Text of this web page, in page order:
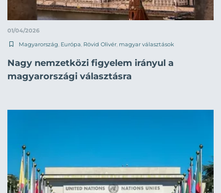
01/04/2026
Magyarország, Európa, Rövid Olivér, magyar választások
Nagy nemzetközi figyelem irányul a
magyarországi választásra